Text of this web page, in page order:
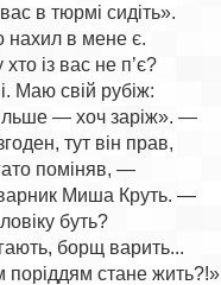
в тюрмі сидіть».
нахил в мене є.
із вас не п’є?
Маю свій рубіж:
— хоч заріж». —
тут він прав,
поміняв, —
Миша Круть. —
буть?
борщ варить...
поріддям стане жить?!»